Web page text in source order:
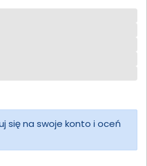
się na swoje konto i oceń